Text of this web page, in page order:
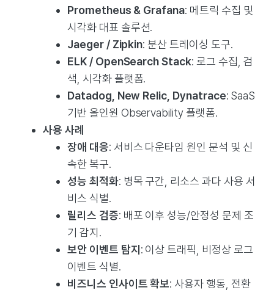
Prometheus & Grafana: 메트릭 수집 및
시각화 대표 솔루션.
Jaeger / Zipkin: 분산 트레이싱 도구.
ELK / OpenSearch Stack: 로그 수집, 검
색, 시각화 플랫폼.
Datadog, New Relic, Dynatrace: SaaS
기반 올인원 Observability 플랫폼.
사용 사례
장애 대응: 서비스 다운타임 원인 분석 및 신
속한 복구.
성능 최적화: 병목 구간, 리소스 과다 사용 서
비스 식별.
릴리스 검증: 배포 이후 성능/안정성 문제 조
기 감지.
보안 이벤트 탐지 : 이상 트래픽, 비정상 로그
이벤트 식별.
비즈니스 인사이트 확보: 사용자 행동, 전환